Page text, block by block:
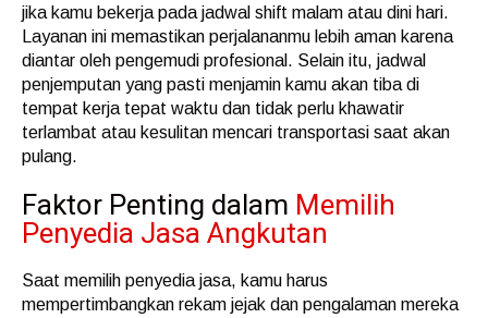
jika kamu bekerja pada jadwal shift malam atau dini hari.
Layanan ini memastikan perjalananmu lebih aman karena
diantar oleh pengemudi profesional. Selain itu, jadwal
penjemputan yang pasti menjamin kamu akan tiba di
tempat kerja tepat waktu dan tidak perlu khawatir
terlambat atau kesulitan mencari transportasi saat akan
pulang.
Faktor Penting dalam Memilih
Penyedia Jasa Angkutan
Saat memilih penyedia jasa, kamu harus
mempertimbangkan rekam jejak dan pengalaman mereka